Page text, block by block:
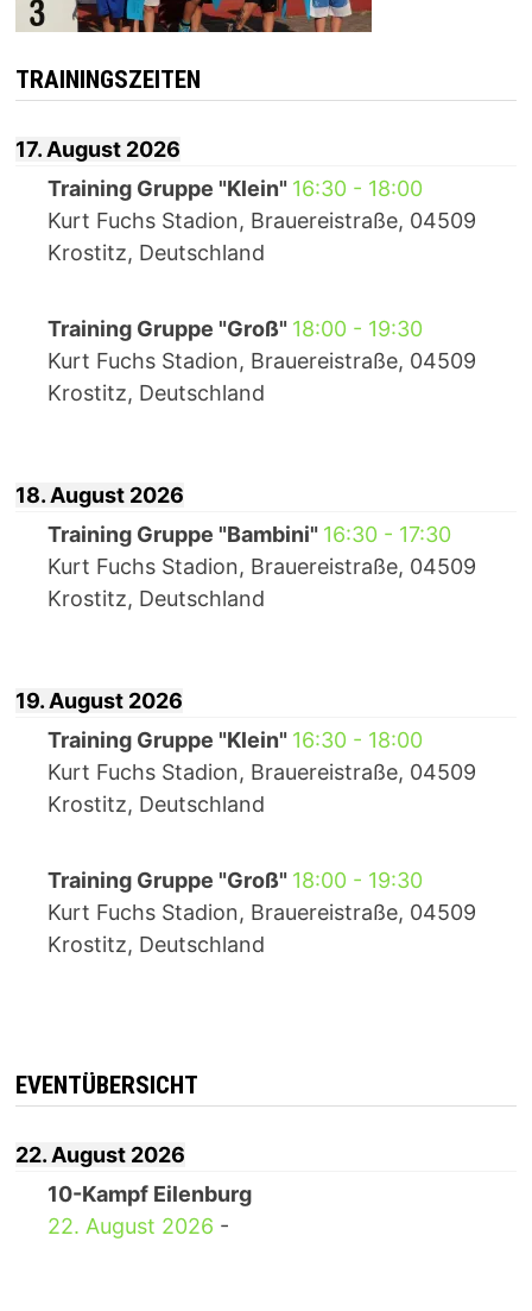
TRAININGSZEITEN
17. August 2026
Training Gruppe "Klein" 16:30- 18:00
Kurt Fuchs Stadion, Brauereistraße, 04509
Krostitz, Deutschland
Training Gruppe "Groß" 18:00- 19:30
Kurt Fuchs Stadion, Brauereistraße, 04509
Krostitz, Deutschland
18. August 2026
Training Gruppe "Bambini" 16:30- 17:30
Kurt Fuchs Stadion, Brauereistraße, 04509
Krostitz, Deutschland
19. August 2026
Training Gruppe "Klein" 16:30- 18:00
Kurt Fuchs Stadion, Brauereistraße, 04509
Krostitz, Deutschland
Training Gruppe "Groß" 18:00- 19:30
Kurt Fuchs Stadion, Brauereistraße, 04509
Krostitz, Deutschland
EVENTÜBERSICHT
22. August 2026
10-Kampf Eilenburg
22. August 2026 -